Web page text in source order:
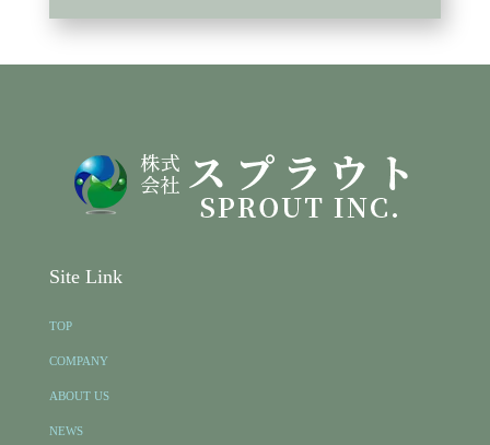
Site Link
TOP
COMPANY
ABOUT US
NEWS